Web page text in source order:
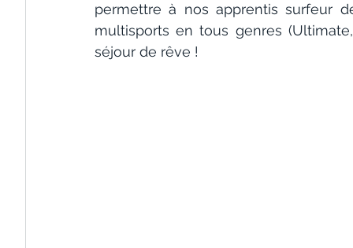
permettre à nos apprentis surfeur
multisports en tous genres
séjour de rêve !